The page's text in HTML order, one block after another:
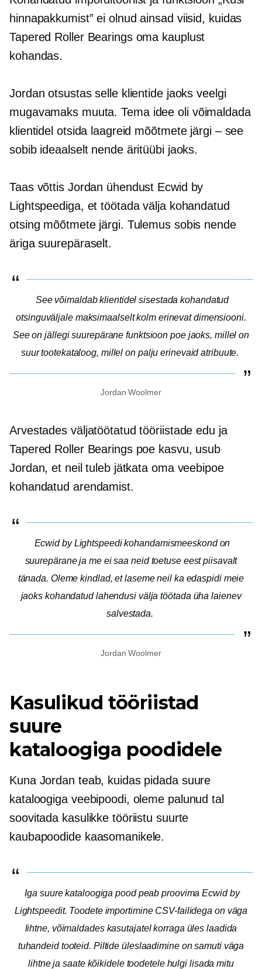
hinnapakkumist” ei olnud ainsad viisid, kuidas
Tapered Roller Bearings oma kauplust
kohandas.
Jordan otsustas selle klientide jaoks veelgi
mugavamaks muuta. Tema idee oli võimaldada
klientidel otsida laagreid mõõtmete järgi – see
sobib ideaalselt nende äritüübi jaoks.
Taas võttis Jordan ühendust Ecwid by
Lightspeediga, et töötada välja kohandatud
otsing mõõtmete järgi. Tulemus sobis nende
äriga suurepäraselt.
See võimaldab klientidel sisestada kohandatud
otsinguväljale maksimaalselt kolm erinevat dimensiooni.
See on jällegi suurepärane funktsioon poe jaoks, millel on
suur tootekataloog, millel on palju erinevaid atribuute.
Jordan Woolmer
Arvestades väljatöötatud tööriistade edu ja
Tapered Roller Bearings poe kasvu, usub
Jordan, et neil tuleb jätkata oma veebipoe
kohandatud arendamist.
Ecwid by Lightspeedi kohandamismeeskond on
suurepärane ja me ei saa neid toetuse eest piisavalt
tänada. Oleme kindlad, et laseme neil ka edaspidi meie
jaoks kohandatud lahendusi välja töötada üha laienev
salvestada.
Jordan Woolmer
Kasulikud tööriistad
suure
kataloogiga poodidele
Kuna Jordan teab, kuidas pidada suure
kataloogiga veebipoodi, oleme palunud tal
soovitada kasulikke tööriistu suurte
kaubapoodide kaasomanikele.
Iga suure kataloogiga pood peab proovima Ecwid by
Lightspeedit. Toodete importimine CSV-failidega on väga
lihtne, võimaldades kasutajatel korraga üles laadida
tuhandeid tooteid. Piltide üleslaadimine on samuti väga
lihtne ja saate kõikidele toodetele hulgi lisada mitu